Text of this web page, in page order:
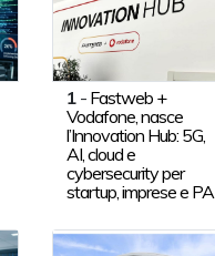
1- Fastweb +
Vodafone, nasce
l’Innovation Hub: 5G,
AI, cloud e
cybersecurity per
startup, imprese e PA